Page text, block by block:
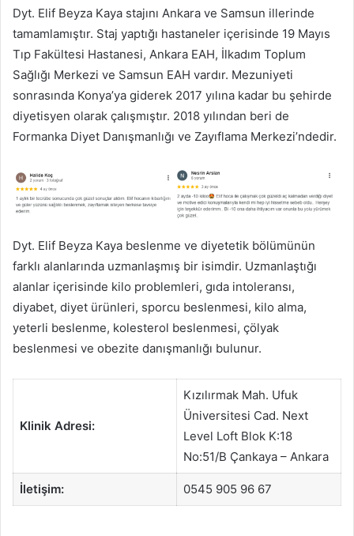
Dyt. Elif Beyza Kaya stajını Ankara ve Samsun illerinde
tamamlamıştır. Staj yaptığı hastaneler içerisinde 19 Mayıs
Tıp Fakültesi Hastanesi, Ankara EAH, İlkadım Toplum
Sağlığı Merkezi ve Samsun EAH vardır. Mezuniyeti
sonrasında Konya’ya giderek 2017 yılına kadar bu şehirde
diyetisyen olarak çalışmıştır. 2018 yılından beri de
Formanka Diyet Danışmanlığı ve Zayıflama Merkezi’ndedir.
Dyt. Elif Beyza Kaya beslenme ve diyetetik bölümünün
farklı alanlarında uzmanlaşmış bir isimdir. Uzmanlaştığı
alanlar içerisinde kilo problemleri, gıda intoleransı,
diyabet, diyet ürünleri, sporcu beslenmesi, kilo alma,
yeterli beslenme, kolesterol beslenmesi, çölyak
beslenmesi ve obezite danışmanlığı bulunur.
Klinik Adresi:
Kızılırmak Mah. Ufuk
Üniversitesi Cad. Next
Level Loft Blok K:18
No:51/B Çankaya – Ankara
İletişim: 0545 905 96 67